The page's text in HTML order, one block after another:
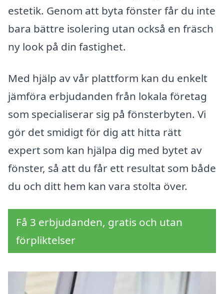
estetik. Genom att byta fönster får du inte
bara bättre isolering utan också en fräsch
ny look på din fastighet.
Med hjälp av vår plattform kan du enkelt
jämföra erbjudanden från lokala företag
som specialiserar sig på fönsterbyten. Vi
gör det smidigt för dig att hitta rätt
expert som kan hjälpa dig med bytet av
fönster, så att du får ett resultat som både
du och ditt hem kan vara stolta över.
Få 3 erbjudanden, gratis och utan
förpliktelser